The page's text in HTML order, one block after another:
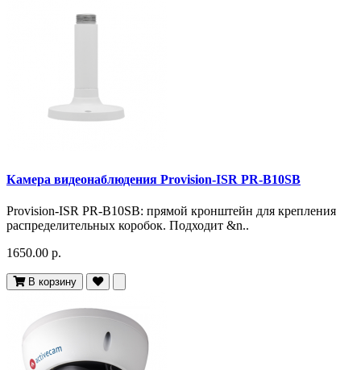
Камера видеонаблюдения Provision-ISR PR-B10SB
Provision-ISR PR-B10SB: прямой кронштейн для крепления
распределительных коробок. Подходит &n..
1650.00 р.
В корзину